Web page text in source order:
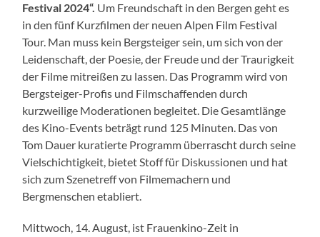
Festival 2024“. Um Freundschaft in den Bergen geht es
in den fünf Kurzfilmen der neuen Alpen Film Festival
Tour. Man muss kein Bergsteiger sein, um sich von der
Leidenschaft, der Poesie, der Freude und der Traurigkeit
der Filme mitreißen zu lassen. Das Programm wird von
Bergsteiger-Profis und Filmschaffenden durch
kurzweilige Moderationen begleitet. Die Gesamtlänge
des Kino-Events beträgt rund 125 Minuten. Das von
Tom Dauer kuratierte Programm überrascht durch seine
Vielschichtigkeit, bietet Stoff für Diskussionen und hat
sich zum Szenetreff von Filmemachern und
Bergmenschen etabliert.
Mittwoch, 14. August, ist Frauenkino-Zeit in